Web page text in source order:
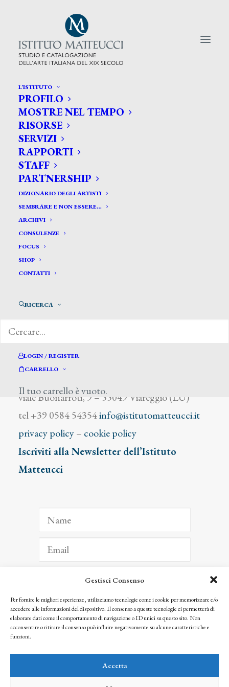
Gestisci Consenso
Per fornire le migliori esperienze, utilizziamo tecnologie come i cookie per memorizzare e/o
accedere alle informazioni del dispositivo. Il consenso a queste tecnologie ci permetterà di
elaborare dati come il comportamento di navigazione o ID unici su questo sito. Non
acconsentire o ritirare il consenso può influire negativamente su alcune caratteristiche e
funzioni.
Accetta
L’ISTITUTO
PROFILO
MOSTRE NEL TEMPO
RISORSE
SERVIZI
RAPPORTI
STAFF
PARTNERSHIP
DIZIONARIO DEGLI ARTISTI
SEMBRARE E NON ESSERE…
ARCHIVI
CONSULENZE
FOCUS
SHOP
CONTATTI
RICERCA
LOGIN / REGISTER
CARRELLO
Il tuo carrello è vuoto.
CERCA TRA GLI ARTISTI:
Search
for:
Domenici Carlo
viale Buonarroti, 9 – 55049 Viareggio (LU)
tel +39 0584 54354info@istitutomatteucci.it
privacy policy– cookie policy
Iscriviti alla Newsletter dell’Istituto
Matteucci
ISCRIVITI
Facendo clic per iscriverti, riconosci che le tue informazioni saranno trattate
seguendo la nostra Privacy Policy
© 2025 Istituto Matteucci. All right reserved
l’autorizzazione scritta dei proprietari dei diritti e dell’Istituto Matteucci